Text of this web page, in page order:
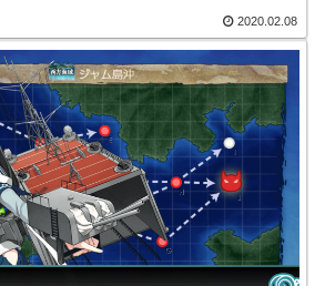
2020.02.08